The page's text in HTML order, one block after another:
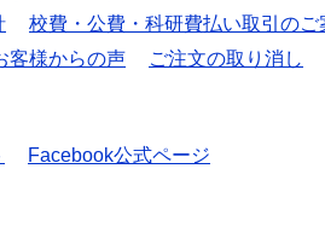
校費・公費・科研費払い取引のご
客様からの声 ご注文の取り消し
Facebook公式ページ